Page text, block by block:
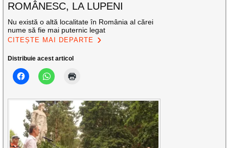
ROMÂNESC, LA LUPENI
Nu există o altă localitate în România al cărei
nume să fie mai puternic legat
CITEȘTE MAI DEPARTE
Distribuie acest articol